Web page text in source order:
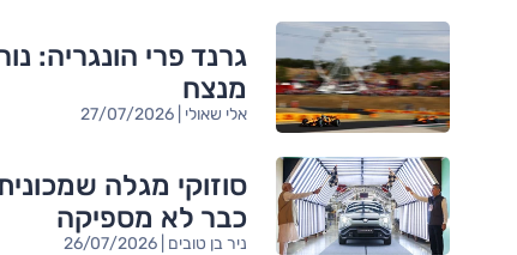
גרנד פרי הונגריה:
מנצח
אלי שאולי | 27/07/2026
סוזוקי מגלה
כבר לא מספיקה
ניר בן טובים | 26/07/2026